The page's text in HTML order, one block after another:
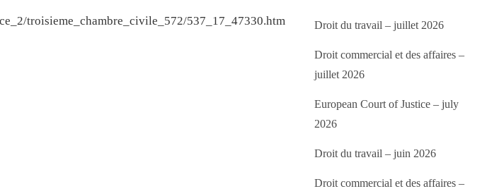
troisieme_chambre_civile_572/537_17_47330.htm
Droit du travail – juillet 2026
Droit commercial et des affaires –
juillet 2026
European Court of Justice – july
2026
Droit du travail – juin 2026
Droit commercial et des affaires –